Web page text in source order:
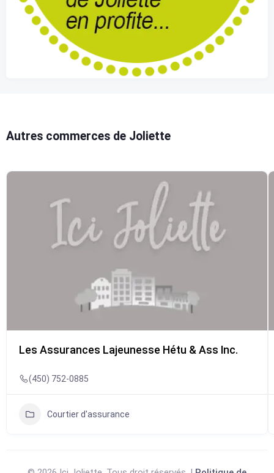
Autres commerces de Joliette
Les Assurances Lajeunesse Hétu & Ass Inc.
(450) 752-0885
Courtier d'assurance